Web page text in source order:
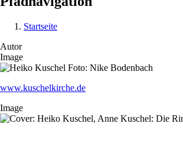
Startseite
Autor
Image
www.kuschelkirche.de
Image